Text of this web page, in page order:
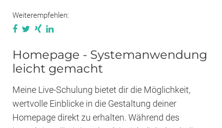
Weiterempfehlen:
Homepage - Systemanwendung
leicht gemacht
Meine Live-Schulung bietet dir die Möglichkeit,
wertvolle Einblicke in die Gestaltung deiner
Homepage direkt zu erhalten. Während des